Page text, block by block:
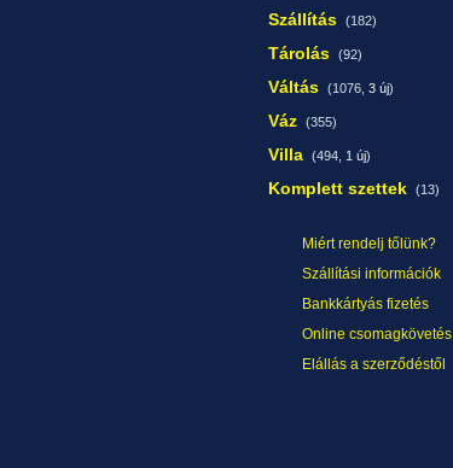
Szállítás (182)
Tárolás (92)
Váltás (1076, 3 új)
Váz (355)
Villa (494, 1 új)
Komplett szettek (13)
Miért rendelj tőlünk?
Szállítási információk
Bankkártyás fizetés
Online csomagkövetés
Elállás a szerződéstől